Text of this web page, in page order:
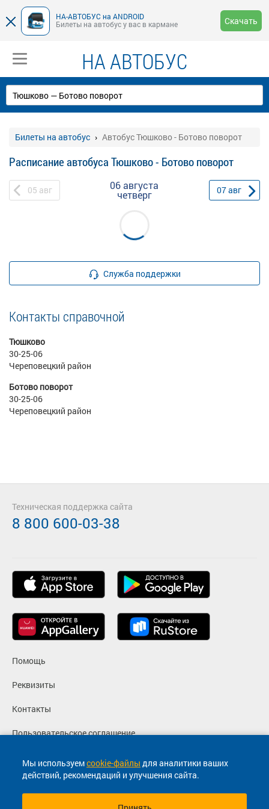
НА-АВТОБУС на ANDROID
Билеты на автобус у вас в кармане
Скачать
НА АВТОБУС
Билеты на автобус Автобус Тюшково - Ботово поворот
Расписание автобуса Тюшково - Ботово поворот
05 авг 06 августа
четверг 07авг
Служба поддержки
Контакты справочной
Тюшково
30-25-06
Череповецкий район
Ботово поворот
30-25-06
Череповецкий район
Мы используемcookie-файлы для аналитики ваших
действий, рекомендаций и улучшения сайта.
Помощь
Реквизиты
Контакты
Пользовательское соглашение
Политика конфиденциальности
Согласие на маркетинговые сообщения
Техническая поддержка сайта
8 800 600-03-38